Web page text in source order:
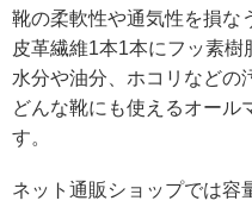
靴の柔軟性や通気性を損な
皮革繊維1本1本にフッ素樹
水分や油分、ホコリなどの
どんな靴にも使えるオール
す。
ネット通販ショップでは容